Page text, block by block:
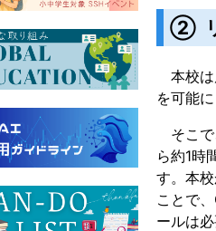
② リ
本校は
を可能に
そこで
ら約1時
す。本
ことで
ールは必